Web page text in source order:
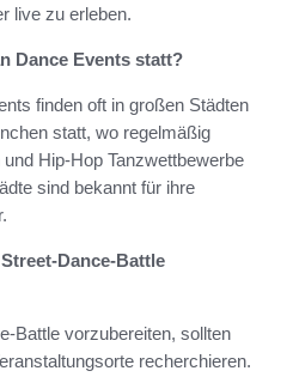
live zu erleben.
Dance Events statt?
finden oft in großen Städten
statt, wo regelmäßig
Hip-Hop Tanzwettbewerbe
sind bekannt für ihre
Dance-Battle
Battle vorzubereiten, sollten
recherchieren.